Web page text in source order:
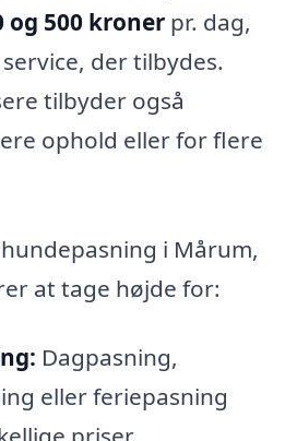
og 500 kroner pr. dag,
der tilbydes.
tilbyder også
ophold eller for flere
i Mårum,
at tage højde for:
Dagpasning,
eller feriepasning